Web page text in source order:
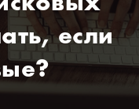
если